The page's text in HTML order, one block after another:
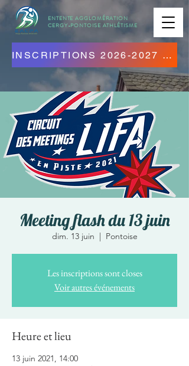
ENTENTE AGGLOMÉRATION
CERGY-PONTOISE ATHLÉTISME
INSCRIPTIONS 2026-2027 OUVERTES ! CLIQUEZ ICI !
Meeting flash du 13 juin
dim. 13 juin
  |
Pontoise
Les inscriptions sont closes
Voir autres événements
Heure et lieu
13 juin 2021, 14:00